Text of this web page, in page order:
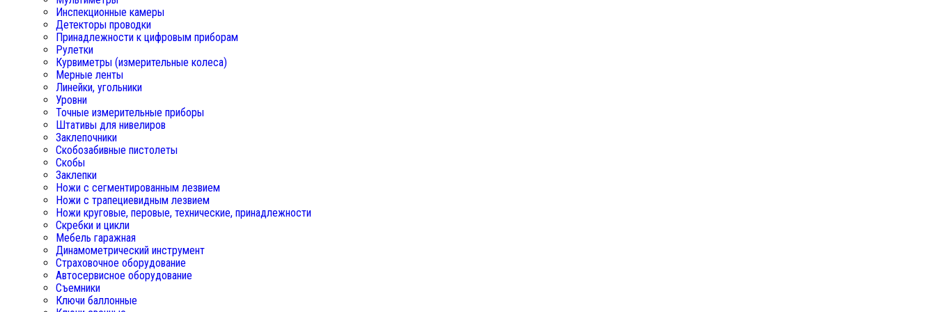
Инспекционные камеры
Детекторы проводки
Принадлежности к цифровым приборам
Рулетки
Курвиметры (измерительные колеса)
Мерные ленты
Линейки, угольники
Уровни
Точные измерительные приборы
Штативы для нивелиров
Заклепочники
Скобозабивные пистолеты
Скобы
Заклепки
Ножи с сегментированным лезвием
Ножи с трапециевидным лезвием
Ножи круговые, перовые, технические, принадлежности
Скребки и цикли
Мебель гаражная
Динамометрический инструмент
Страховочное оборудование
Автосервисное оборудование
Съемники
Ключи баллонные